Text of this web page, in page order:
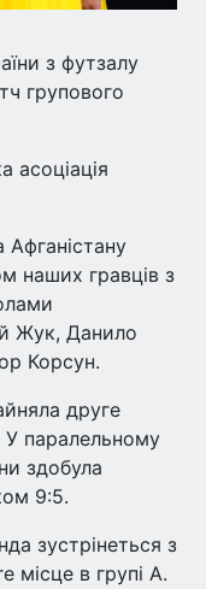
з футзалу
групового
асоціація
наших гравців з
Жук, Данило
Корсун.
друге
У паралельному
здобула
9:5.
зустрінеться з
місце в групі А.